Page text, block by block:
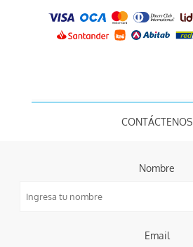
CONTÁCTENOS
Nombre
Email